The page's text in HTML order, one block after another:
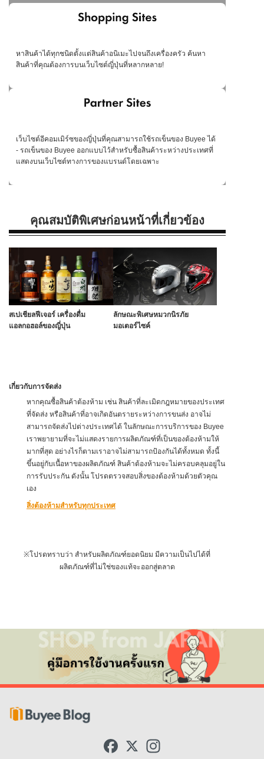
หาสินค้าได้ทุกชนิดตั้งแต่สินค้าอนิเมะไปจนถึงเครื่องครัว ค้นหา
สินค้าที่คุณต้องการบนเว็บไซต์ญี่ปุ่นที่หลากหลาย!
เว็บไซต์อีคอมเมิร์ซของญี่ปุ่นที่คุณสามารถใช้รถเข็นของ Buyee ได้
- รถเข็นของ Buyee ออกแบบไว้สำหรับซื้อสินค้าระหว่างประเทศที่
แสดงบนเว็บไซต์ทางการของแบรนด์โดยเฉพาะ
คุณสมบัติพิเศษก่อนหน้าที่เกี่ยวข้อง
สเปเชียลฟีเจอร์ เครื่องดื่ม
แอลกอฮอล์ของญี่ปุ่น
ลักษณะพิเศษหมวกนิรภัย
มอเตอร์ไซค์
เกี่ยวกับการจัดส่ง
หากคุณซื้อสินค้าต้องห้าม เช่น สินค้าที่ละเมิดกฎหมายของประเทศ
ที่จัดส่ง หรือสินค้าที่อาจเกิดอันตรายระหว่างการขนส่ง อาจไม่
สามารถจัดส่งไปต่างประเทศได้ ในลักษณะการบริการของ Buyee
เราพยายามที่จะไม่แสดงรายการผลิตภัณฑ์ที่เป็นของต้องห้ามให้
มากที่สุด อย่างไรก็ตามเราอาจไม่สามารถป้องกันได้ทั้งหมด ทั้งนี้
ขึ้นอยู่กับเนื้อหาของผลิตภัณฑ์ สินค้าต้องห้ามจะไม่ครอบคลุมอยู่ใน
การรับประกัน ดังนั้น โปรดตรวจสอบสิ่งของต้องห้ามด้วยตัวคุณ
เอง
สิ่งต้องห้ามสำหรับทุกประเทศ
※โปรดทราบว่า สำหรับผลิตภัณฑ์ยอดนิยม มีความเป็นไปได้ที่
ผลิตภัณฑ์ที่ไม่ใช่ของแท้จะออกสู่ตลาด
X